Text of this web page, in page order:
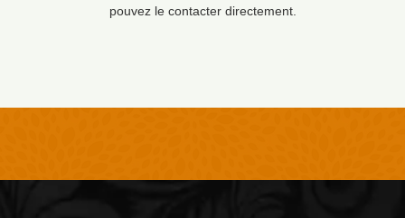
pouvez le contacter directement.